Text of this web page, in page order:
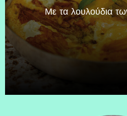
Mε τα λουλούδια